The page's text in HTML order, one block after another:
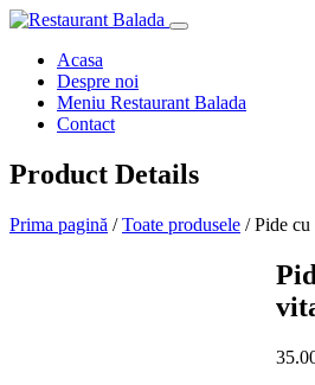
Acasa
Despre noi
Meniu Restaurant Balada
Contact
Product Details
Prima pagină /Toate produsele / Pide cu